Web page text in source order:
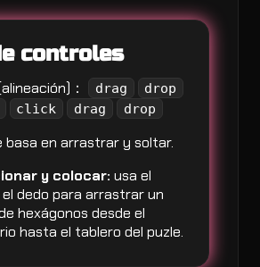
controles
： drag
drop
click drag drop
basa en arrastrar y soltar.
y colocar: usa el
dedo para arrastrar un
hexágonos desde el
hasta el tablero del puzle.